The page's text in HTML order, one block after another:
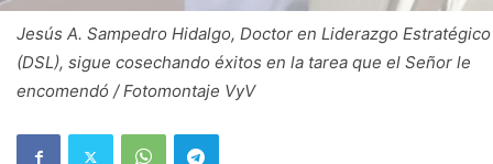
Jesús A. Sampedro Hidalgo, Doctor en Liderazgo Estratégico
(DSL), sigue cosechando éxitos en la tarea que el Señor le
encomendó / Fotomontaje VyV